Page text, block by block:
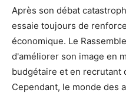
Après son débat
essaie toujours de
économique. Le
d'améliorer son image en
budgétaire et en recrutant
Cependant, le monde des